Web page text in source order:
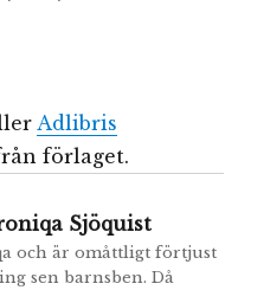
Adlibris
förlaget.
Sjöquist
och är omåttligt förtjust
sen barnsben. Då